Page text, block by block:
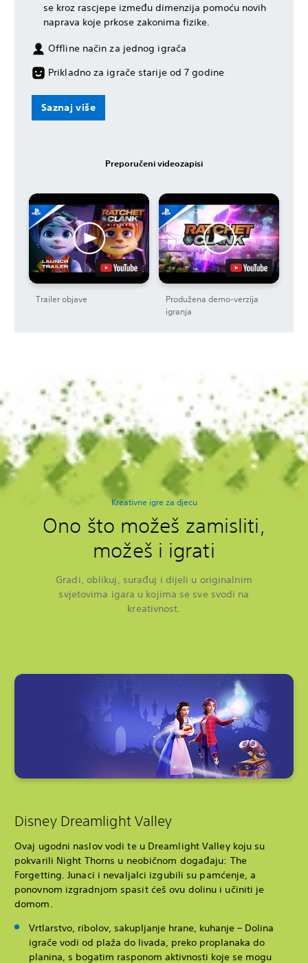
se kroz rascjepe između dimenzija pomoću novih
naprava koje prkose zakonima fizike.
Offline način za jednog igrača
Prikladno za igrače starije od 7 godine
Saznaj više
Preporučeni videozapisi
Trailer objave
Produžena demo-verzija
igranja
Kreativne igre za djecu
Ono što možeš zamisliti,
možeš i igrati
Gradi, oblikuj, surađuj i dijeli u originalnim
svjetovima igara u kojima se sve svodi na
kreativnost.
Disney Dreamlight Valley
Ovaj ugodni naslov vodi te u Dreamlight Valley koju su
pokvarili Night Thorns u neobičnom događaju: The
Forgetting. Junaci i nevaljalci izgubili su pamćenje, a
ponovnom izgradnjom spasit ćeš ovu dolinu i učiniti je
domom.
Vrtlarstvo, ribolov, sakupljanje hrane, kuhanje – Dolina
igrače vodi od plaža do livada, preko proplanaka do
planina, s bogatim rasponom aktivnosti koje se mogu